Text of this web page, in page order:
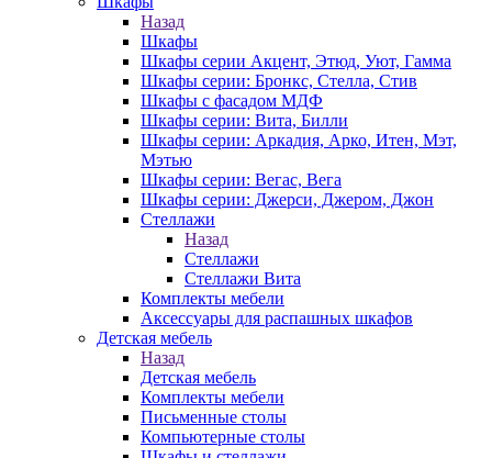
Назад
Шкафы
Шкафы серии Акцент, Этюд, Уют, Гамма
Шкафы серии: Бронкс, Стелла, Стив
Шкафы с фасадом МДФ
Шкафы серии: Вита, Билли
Шкафы серии: Аркадия, Арко, Итен, Мэт,
Мэтью
Шкафы серии: Вегас, Вега
Шкафы серии: Джерси, Джером, Джон
Стеллажи
Назад
Стеллажи
Стеллажи Вита
Комплекты мебели
Аксессуары для распашных шкафов
Детская мебель
Назад
Детская мебель
Комплекты мебели
Письменные столы
Компьютерные столы